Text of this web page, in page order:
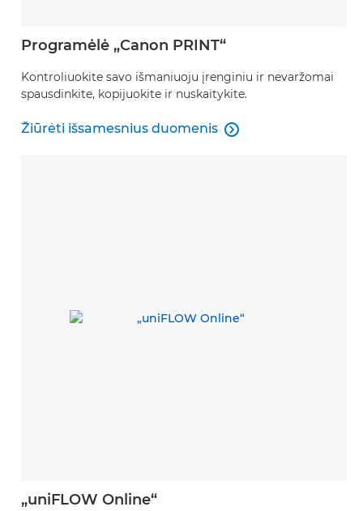
Programėlė „Canon PRINT“
Kontroliuokite savo išmaniuoju įrenginiu ir nevaržomai
spausdinkite, kopijuokite ir nuskaitykite.
Žiūrėti išsamesnius duomenis
Žiūrėti išsamesnius duomenis

„uniFLOW Online“